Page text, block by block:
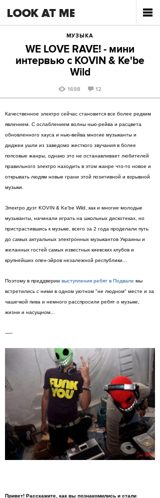
МУЗЫКА
WE LOVE RAVE! - мини
интервью с KOVIN & Ke'be
Wild
1698 12
Качественное электро сейчас становится все более редким
явлением. С ослаблением волны нью-рейва и расцвета
обновленного хауса и нью-вейва многие музыканты и
диджеи ушли из заведомо жесткого звучания в более
попсовые жанры, однако это не останавливает любителей
правильного электро находить в этом жанре что-то новое и
открывать людям новые грани этой позитивной и взрывной
музыки.
Электро дуэт KOVIN & Ke'be Wild, как и многие молодые
музыканты, начинали играть на школьных дискотеках, но
пристрастившись к музыке, всего за 2 года проделали путь
до самых актуальных электронных музыкантов Украины и
желанных гостей самых известных киевских клубов и
крупнейших опен-эйров незалежной республики...
Поэтому в преддверии выступления ребят в Подвале мы
встретились с ними в одном уютном "не людном" месте и за
чашечкой пива и немного расспросили ребят о музыке,
жизни и насущном...
-----
Привет! Расскажите, как вы познакомились и стали